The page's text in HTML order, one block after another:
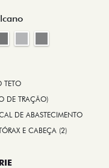
TETO
DE TRAÇÃO)
DE ABASTECIMENTO
E CABEÇA (2)